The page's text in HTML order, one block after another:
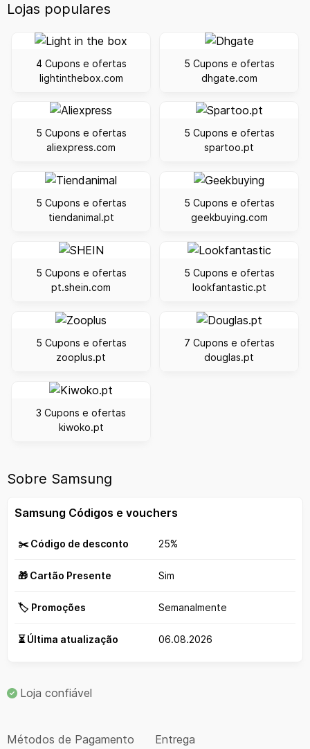
Lojas populares
4 Cupons e ofertas
lightinthebox.com
5 Cupons e ofertas
dhgate.com
5 Cupons e ofertas
aliexpress.com
5 Cupons e ofertas
spartoo.pt
5 Cupons e ofertas
tiendanimal.pt
5 Cupons e ofertas
geekbuying.com
5 Cupons e ofertas
pt.shein.com
5 Cupons e ofertas
lookfantastic.pt
5 Cupons e ofertas
zooplus.pt
7 Cupons e ofertas
douglas.pt
3 Cupons e ofertas
kiwoko.pt
Sobre Samsung
Samsung Códigos e vouchers
✂️ Código de desconto 25%
🎁 Cartão Presente Sim
🏷️ Promoções Semanalmente
⏳ Última atualização 06.08.2026
Loja confiável
Métodos de Pagamento
Entrega